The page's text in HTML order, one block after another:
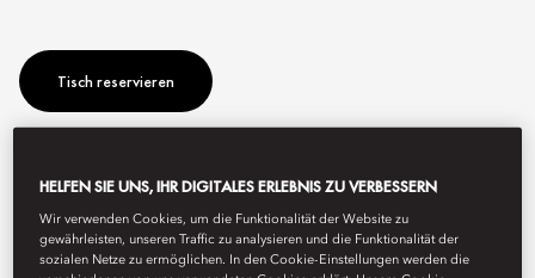
Tisch reservieren
einladender Treffpunkt für Einheimische und Besucher. Mit
fantastischem Panoramablick auf den See und die Berge sowie
einem vielseitigen Angebot an internationaler Küche ist das
MOzern das „Wohnzimmer“ der Stadt, in dem Menschen aus aller
HELFEN SIE UNS, IHR DIGITALES ERLEBNIS ZU VERBESSERN
Wir verwenden Cookies, um die Funktionalität der Website zu
gewährleisten, unseren Traffic zu analysieren und die Funktionalität der
sozialen Netze zu ermöglichen. In den Cookie-Einstellungen werden die